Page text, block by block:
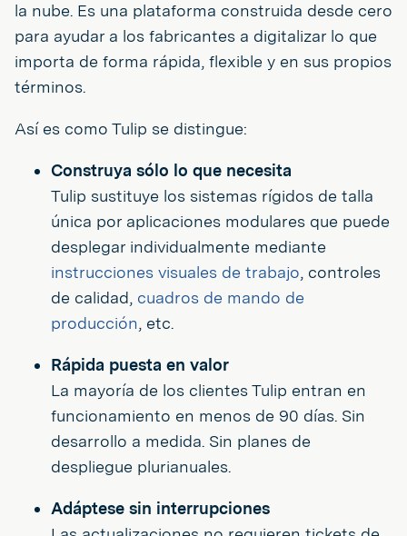
la nube. Es una plataforma construida desde cero
para ayudar a los fabricantes a digitalizar lo que
importa de forma rápida, flexible y en sus propios
términos.
Así es como Tulip se distingue:
Construya sólo lo que necesita
Tulip sustituye los sistemas rígidos de talla
única por aplicaciones modulares que puede
desplegar individualmente mediante
instrucciones visuales de trabajo, controles
de calidad, cuadros de mando de
producción, etc.
Rápida puesta en valor
La mayoría de los clientes Tulip entran en
funcionamiento en menos de 90 días. Sin
desarrollo a medida. Sin planes de
despliegue plurianuales.
Adáptese sin interrupciones